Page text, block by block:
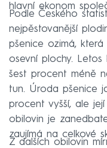
hlavní ekonom
Podle Českého
nejpěstovanější
pšenice ozimá,
osevní plochy.
šest procent méně
tun. Úroda pšenice
procent vyšší, ale
obilovin je
zaujímá na celkové
Z dalších obilovin